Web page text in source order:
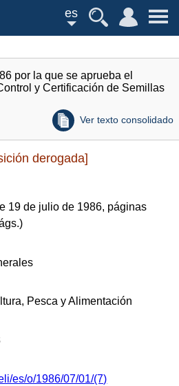
es
por la que se aprueba el
y Certificación de Semillas
Ver texto consolidado
derogada]
19 de julio de 1986, páginas
)
Pesca y Alimentación
es/o/1986/07/01/(7)